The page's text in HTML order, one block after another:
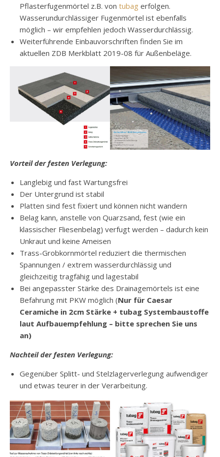
Pflasterfugenmörtel z.B. von tubag erfolgen.
Wasserundurchlässiger Fugenmörtel ist ebenfalls
möglich – wir empfehlen jedoch Wasserdurchlässig.
Weiterführende Einbauvorschriften finden Sie im
aktuellen ZDB Merkblatt 2019-08 für Außenbeläge.
Vorteil der festen Verlegung:
Langlebig und fast Wartungsfrei
Der Untergrund ist stabil
Platten sind fest fixiert und können nicht wandern
Belag kann, anstelle von Quarzsand, fest (wie ein
klassischer Fliesenbelag) verfugt werden – dadurch kein
Unkraut und keine Ameisen
Trass-Grobkornmörtel reduziert die thermischen
Spannungen / extrem wasserdurchlässig und
gleichzeitig tragfähig und lagestabil
Bei angepasster Stärke des Drainagemörtels ist eine
Befahrung mit PKW möglich (Nur für Caesar
Ceramiche in 2cm Stärke + tubag Systembaustoffe
laut Aufbauempfehlung – bitte sprechen Sie uns
an)
Nachteil der festen Verlegung:
Gegenüber Splitt- und Stelzlagerverlegung aufwendiger
und etwas teurer in der Verarbeitung.